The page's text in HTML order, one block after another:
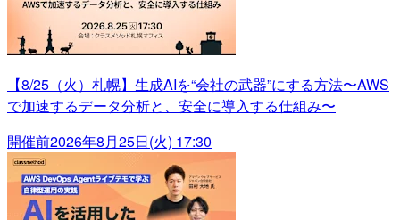
【8/25（火）札幌】生成AIを“会社の武器”にする方法〜AWS
で加速するデータ分析と、安全に導入する仕組み〜
開催前2026年8月25日(火) 17:30